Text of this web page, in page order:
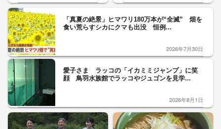
「真夏の絶景」ヒマワリ180万本が“全滅” 畑を
食い荒らすシカにクマも出没 恒例...
2026年7月30日
愛子さま ラッコの「イカミミジャンプ」に笑
顔 鳥羽水族館でラッコやジュゴンを見学...
2026年8月1日